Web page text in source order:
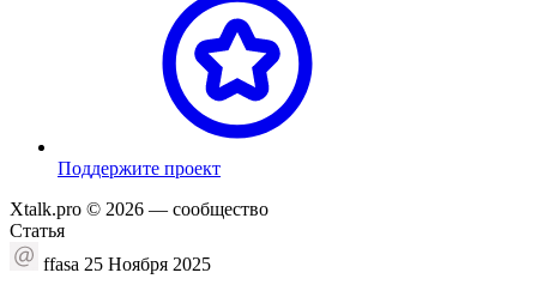
Поддержите проект
Xtalk.pro © 2026 — сообщество
Статья
ffasa 25 Ноября 2025